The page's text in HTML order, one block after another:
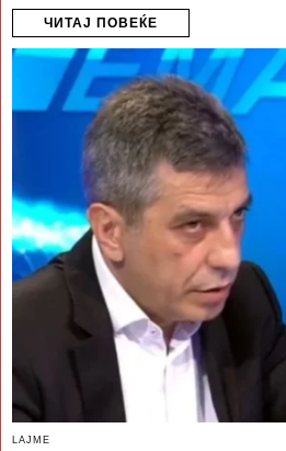
ЧИТАЈ ПОВЕЌЕ
LAJME